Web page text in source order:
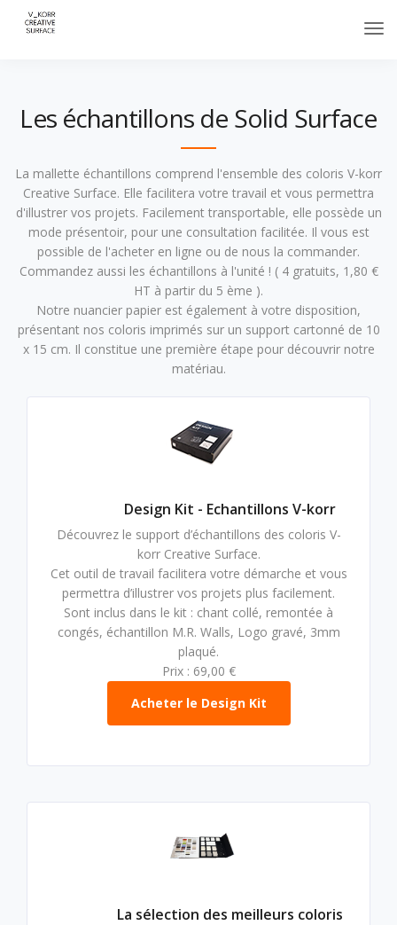
Les échantillons de Solid Surface
La mallette échantillons comprend l'ensemble des coloris V-korr
Creative Surface. Elle facilitera votre travail et vous permettra
d'illustrer vos projets. Facilement transportable, elle possède un
mode présentoir, pour une consultation facilitée. Il vous est
possible de l'acheter en ligne ou de nous la commander.
Commandez aussi les échantillons à l'unité ! ( 4 gratuits, 1,80 €
HT à partir du 5 ème ).
Notre nuancier papier est également à votre disposition,
présentant nos coloris imprimés sur un support cartonné de 10
x 15 cm. Il constitue une première étape pour découvrir notre
matériau.
Design Kit - Echantillons V-korr
Découvrez le support d’échantillons des coloris V-
korr Creative Surface.
Cet outil de travail facilitera votre démarche et vous
permettra d’illustrer vos projets plus facilement.
Sont inclus dans le kit : chant collé, remontée à
congés, échantillon M.R. Walls, Logo gravé, 3mm
plaqué.
Prix : 69,00 €
Acheter le Design Kit
La sélection des meilleurs coloris